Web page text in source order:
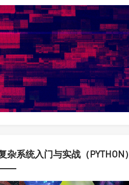
杂系统入门与实战（PYTHON）